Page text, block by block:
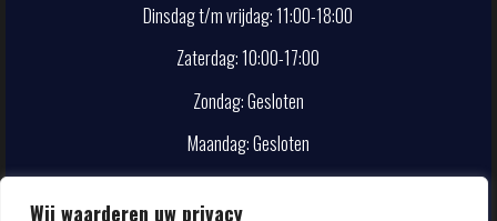
Wij waarderen uw privacy
Dinsdag t/m vrijdag: 11:00-18:00
Zaterdag: 10:00-17:00
Zondag: Gesloten
Maandag: Gesloten
CONTACT